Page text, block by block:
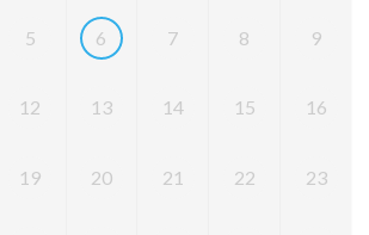
5 6 7 8 9
12 13 14 15 16
19 20 21 22 23